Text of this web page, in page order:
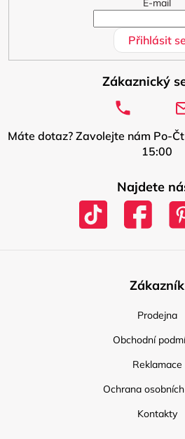
E-mail
Přihlásit se
Zákaznický
Máte dotaz? Zavolejte nám Po-
15:00
Najdete
Zákazník
Prodejna
Obchodní
Reklamace
Ochrana
Kontakty